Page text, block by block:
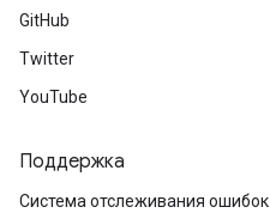
GitHub
Twitter
YouTube
Поддержка
Система отслеживания ошибок